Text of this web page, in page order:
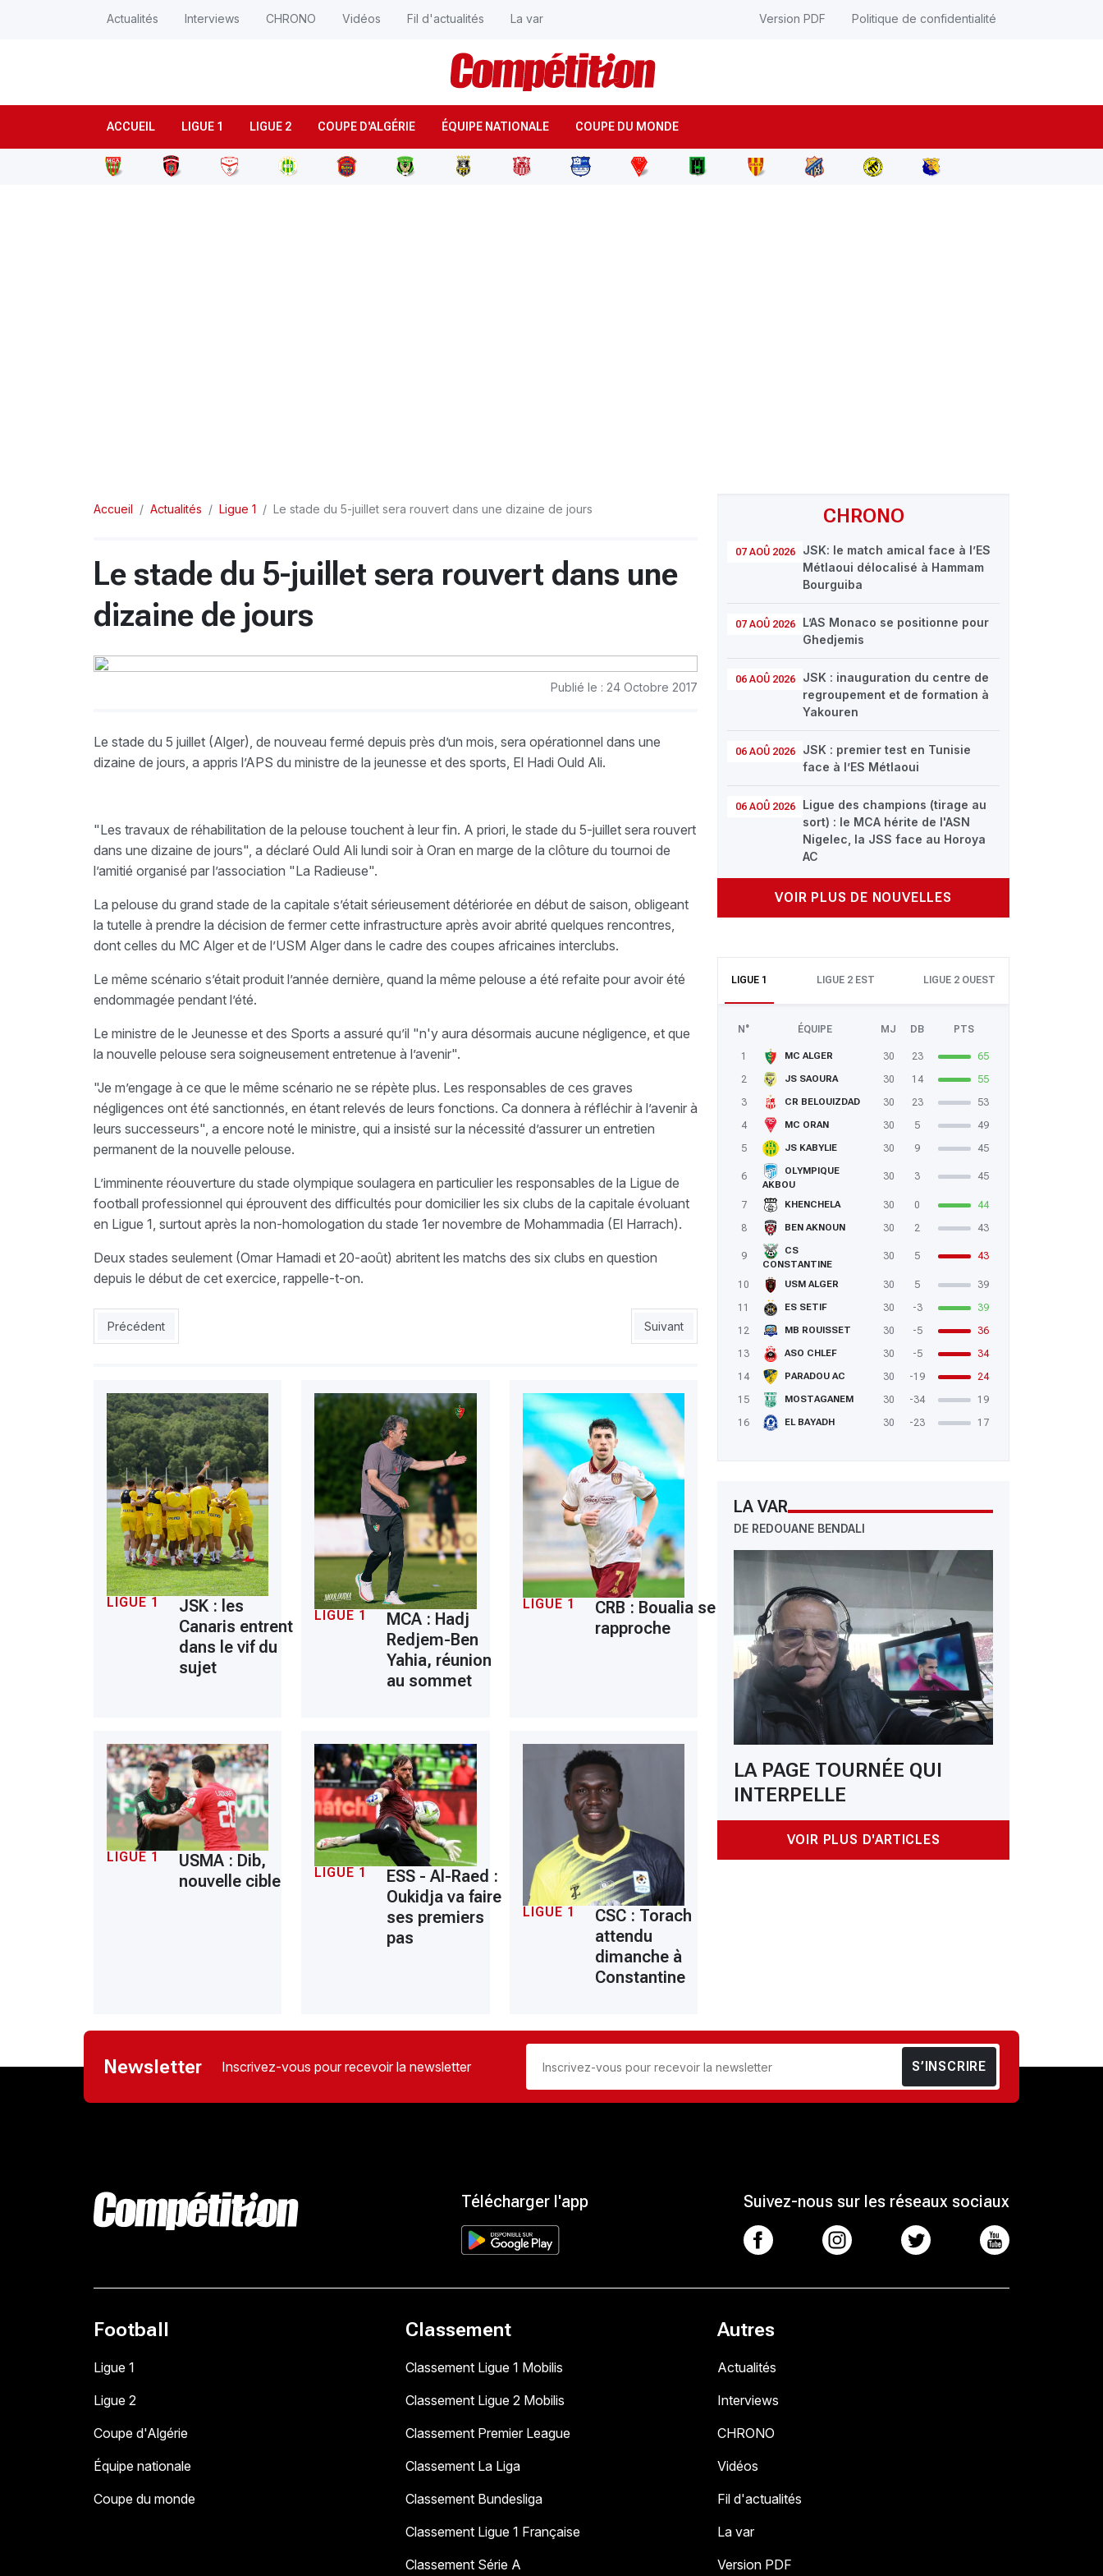
ACCUEIL LIGUE 1 LIGUE 2 COUPE D'ALGÉRIE ÉQUIPE NATIONALE COUPE DU MONDE
Actualités Interviews CHRONO Vidéos Fil d'actualités La var Version PDF Politique de confidentialité
CHRONO
07 AOÛ 2026
JSK: le match amical face à l’ES
Métlaoui délocalisé à Hammam
Bourguiba
07 AOÛ 2026
L’AS Monaco se positionne pour
Ghedjemis
06 AOÛ 2026
JSK : inauguration du centre de
regroupement et de formation à
Yakouren
06 AOÛ 2026
JSK : premier test en Tunisie
face à l’ES Métlaoui
06 AOÛ 2026
Ligue des champions (tirage au
sort) : le MCA hérite de l'ASN
Nigelec, la JSS face au Horoya
AC
VOIR PLUS DE NOUVELLES
LIGUE 1 LIGUE 2 EST LIGUE 2 OUEST
N° ÉQUIPE MJ DB PTS
1 MC ALGER 30 23
65
2
JS SAOURA 30 14
55
3
CR BELOUIZDAD 30 23
53
4
MC ORAN 30 5
49
5
JS KABYLIE 30 9 45
6
OLYMPIQUE
AKBOU
30 3 45
7 KHENCHELA 30 0
44
8
BEN AKNOUN 30 2 43
9
CS
CONSTANTINE
30 5 43
10 USM ALGER 30 5
39
11
ES SETIF 30 -3
39
12
MB ROUISSET 30 -5
36
13
ASO CHLEF 30 -5
34
14
PARADOU AC 30 -19
24
15
MOSTAGANEM 30 -34
19
16
EL BAYADH 30 -23 17
LA VAR
DE REDOUANE BENDALI
LA PAGE TOURNÉE QUI
INTERPELLE
VOIR PLUS D'ARTICLES
Accueil Actualités Ligue 1 Le stade du 5-juillet sera rouvert dans une dizaine de jours
Le stade du 5-juillet sera rouvert dans une
dizaine de jours
Publié le : 24 Octobre 2017
Le stade du 5 juillet (Alger), de nouveau fermé depuis près d’un mois, sera opérationnel dans une
dizaine de jours, a appris l’APS du ministre de la jeunesse et des sports, El Hadi Ould Ali.
"Les travaux de réhabilitation de la pelouse touchent à leur fin. A priori, le stade du 5-juillet sera rouvert
dans une dizaine de jours", a déclaré Ould Ali lundi soir à Oran en marge de la clôture du tournoi de
l’amitié organisé par l’association "La Radieuse".
La pelouse du grand stade de la capitale s’était sérieusement détériorée en début de saison, obligeant
la tutelle à prendre la décision de fermer cette infrastructure après avoir abrité quelques rencontres,
dont celles du MC Alger et de l’USM Alger dans le cadre des coupes africaines interclubs.
Le même scénario s’était produit l’année dernière, quand la même pelouse a été refaite pour avoir été
endommagée pendant l’été.
Le ministre de le Jeunesse et des Sports a assuré qu’il "n'y aura désormais aucune négligence, et que
la nouvelle pelouse sera soigneusement entretenue à l’avenir".
"Je m’engage à ce que le même scénario ne se répète plus. Les responsables de ces graves
négligences ont été sanctionnés, en étant relevés de leurs fonctions. Ca donnera à réfléchir à l’avenir à
leurs successeurs", a encore noté le ministre, qui a insisté sur la nécessité d’assurer un entretien
permanent de la nouvelle pelouse.
L’imminente réouverture du stade olympique soulagera en particulier les responsables de la Ligue de
football professionnel qui éprouvent des difficultés pour domicilier les six clubs de la capitale évoluant
en Ligue 1, surtout après la non-homologation du stade 1er novembre de Mohammadia (El Harrach).
Deux stades seulement (Omar Hamadi et 20-août) abritent les matchs des six clubs en question
depuis le début de cet exercice, rappelle-t-on.
Article précédent : ESS : Oran, l’escale à ne pas rater
Précédent Article suivant : MCO : Ces joueurs qui ne coûtent rien
Suivant
LIGUE 1
JSK : les
Canaris entrent
dans le vif du
sujet
LIGUE 1
MCA : Hadj
Redjem-Ben
Yahia, réunion
au sommet
LIGUE 1
CRB : Boualia se
rapproche
LIGUE 1
USMA : Dib,
nouvelle cible
LIGUE 1
ESS - Al-Raed :
Oukidja va faire
ses premiers
pas
LIGUE 1
CSC : Torach
attendu
dimanche à
Constantine
Newsletter Inscrivez-vous pour recevoir la newsletter S’INSCRIRE
Télécharger l'app Suivez-nous sur les réseaux sociaux
Football
Ligue 1
Ligue 2
Coupe d'Algérie
Équipe nationale
Coupe du monde
Classement
Classement Ligue 1 Mobilis
Classement Ligue 2 Mobilis
Classement Premier League
Classement La Liga
Classement Bundesliga
Classement Ligue 1 Française
Classement Série A
Autres
Actualités
Interviews
CHRONO
Vidéos
Fil d'actualités
La var
Version PDF